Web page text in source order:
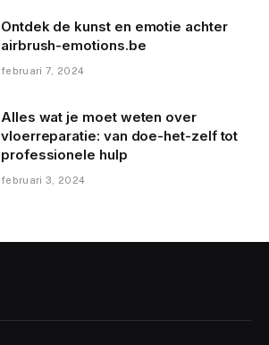
Ontdek de kunst en emotie achter
airbrush-emotions.be
februari 7, 2024
Alles wat je moet weten over
vloerreparatie: van doe-het-zelf tot
professionele hulp
februari 3, 2024